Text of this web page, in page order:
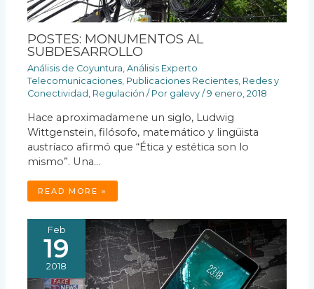
POSTES: MONUMENTOS AL
SUBDESARROLLO
Análisis de Coyuntura,Análisis Experto
Telecomunicaciones, Publicaciones Recientes, Redes y
Conectividad , Regulación / Por galevy/9 enero, 2018
Hace aproximadamene un siglo, Ludwig
Wittgenstein, filósofo, matemático y lingüista
austríaco afirmó que “Ética y estética son lo
mismo”. Una…
READ MORE »
Feb
19
2018